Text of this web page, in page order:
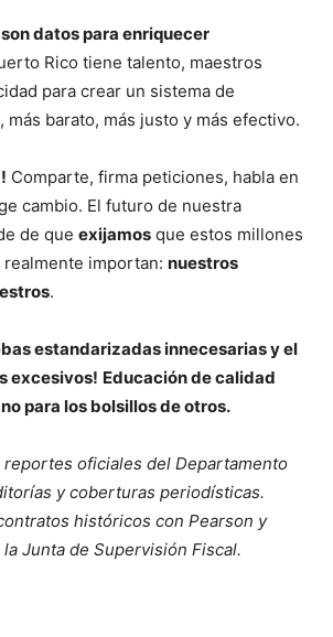
datos para enriquecer
Rico tiene talento, maestros
para crear un sistema de
más barato, más justo y más efectivo.
Comparte, firma peticiones, habla en
cambio. El futuro de nuestra
de que exijamos que estos millones
importan: nuestros
.
estandarizadas innecesarias y el
excesivos! Educación de calidad
para los bolsillos de otros.
reportes oficiales del Departamento
y coberturas periodísticas.
históricos con Pearson y
Junta de Supervisión Fiscal.